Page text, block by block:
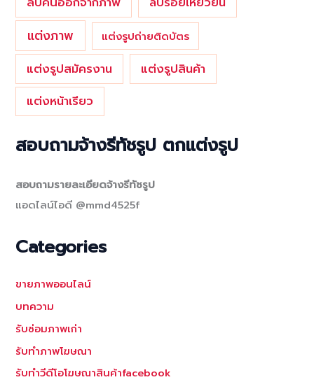
แต่งภาพ แต่งรูปถ่ายติดบัตร
แต่งรูปสมัครงาน
แต่งรูปสินค้า
แต่งหน้าเรียว
สอบถามจ้างรีทัชรูป ตกแต่งรูป
สอบถามรายละเอียดจ้างรีทัชรูป
แอดไลน์ไอดี @mmd4525f
Categories
ขายภาพออนไลน์
บทความ
รับซ่อมภาพเก่า
รับทำภาพโฆษณา
รับทำวีดีโอโฆษณาสินค้าfacebook